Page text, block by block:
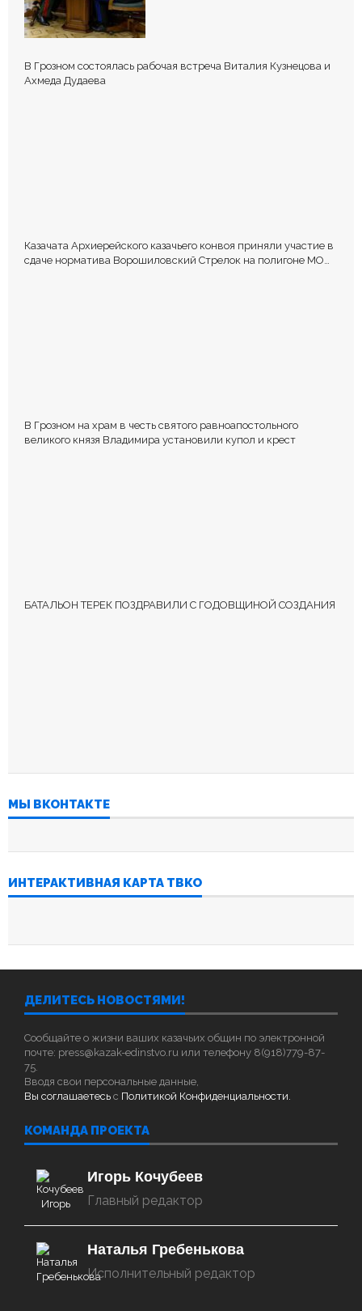
В Грозном состоялась рабочая встреча Виталия Кузнецова и
Ахмеда Дудаева
Казачата Архиерейского казачьего конвоя приняли участие в
сдаче норматива Ворошиловский Стрелок на полигоне МО
В Грозном на храм в честь святого равноапостольного
великого князя Владимира установили купол и крест
БАТАЛЬОН ТЕРЕК ПОЗДРАВИЛИ С ГОДОВЩИНОЙ СОЗДАНИЯ
МЫ ВКОНТАКТЕ
ИНТЕРАКТИВНАЯ КАРТА ТВКО
ДЕЛИТЕСЬ НОВОСТЯМИ!
Сообщайте о жизни ваших казачьих общин по электронной
почте: press@kazak-edinstvo.ru или телефону 8(918)779-87-
75.
Вводя свои персональные данные,
Вы соглашаетесь с Политикой Конфиденциальности.
КОМАНДА ПРОЕКТА
Игорь Кочубеев
Главный редактор
Наталья Гребенькова
Исполнительный редактор